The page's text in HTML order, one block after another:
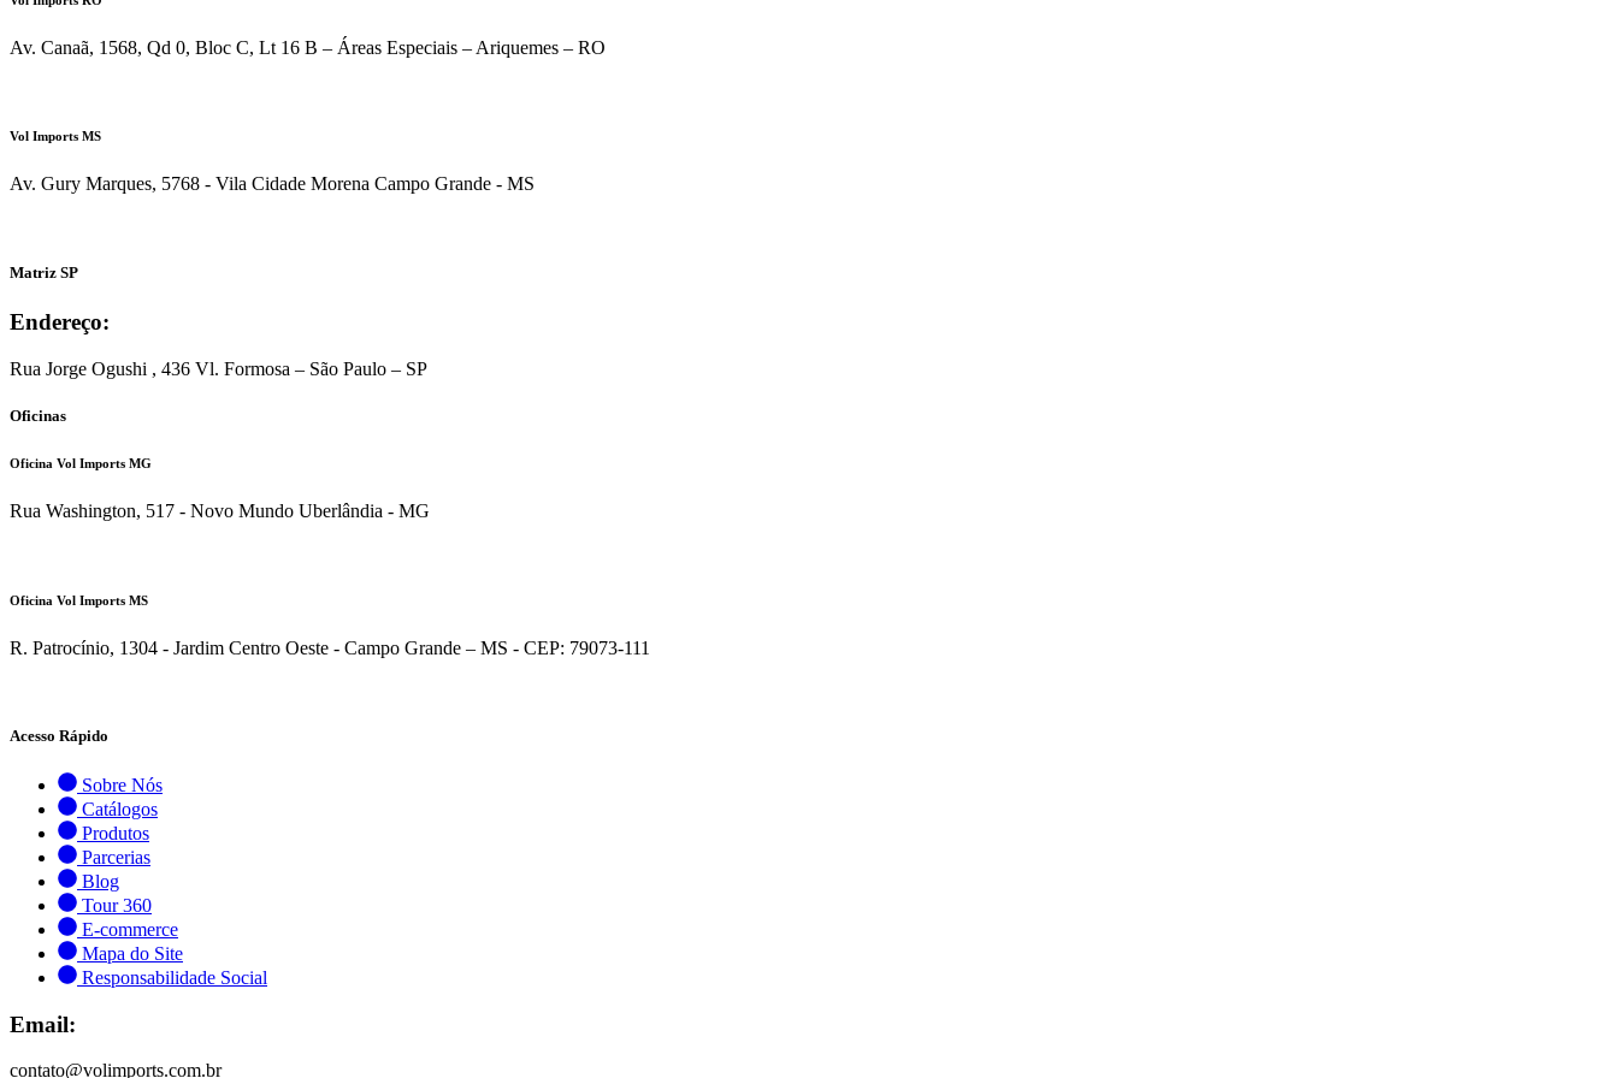
Av. Canaã, 1568, Qd 0, Bloc C, Lt 16 B – Áreas Especiais – Ariquemes – RO
Vol Imports MS
Av. Gury Marques, 5768 - Vila Cidade Morena Campo Grande - MS
Matriz SP
Endereço:
Rua Jorge Ogushi , 436 Vl. Formosa – São Paulo – SP
Oficinas
Oficina Vol Imports MG
Rua Washington, 517 - Novo Mundo Uberlândia - MG
Oficina Vol Imports MS
R. Patrocínio, 1304 - Jardim Centro Oeste - Campo Grande – MS - CEP: 79073-111
Acesso Rápido
Sobre Nós
Catálogos
Produtos
Parcerias
Blog
Tour 360
E-commerce
Mapa do Site
Responsabilidade Social
Email:
contato@volimports.com.br